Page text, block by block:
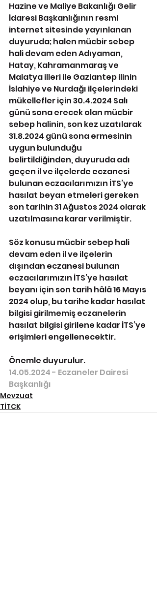
Hazine ve Maliye Bakanlığı Gelir
İdaresi Başkanlığının resmi
internet sitesinde yayınlanan
duyuruda; halen mücbir sebep
hali devam eden Adıyaman,
Hatay, Kahramanmaraş ve
Malatya illeri ile Gaziantep ilinin
İslahiye ve Nurdağı ilçelerindeki
mükellefler için 30.4.2024 Salı
günü sona erecek olan mücbir
sebep halinin, son kez uzatılarak
31.8.2024 günü sona ermesinin
uygun bulunduğu
belirtildiğinden, duyuruda adı
geçen il ve ilçelerde eczanesi
bulunan eczacılarımızın İTS’ye
hasılat beyan etmeleri gereken
son tarihin 31 Ağustos 2024 olarak
uzatılmasına karar verilmiştir.
Söz konusu mücbir sebep hali
devam eden il ve ilçelerin
dışından eczanesi bulunan
eczacılarımızın İTS’ye hasılat
beyanı için son tarih hâlâ 16 Mayıs
2024 olup, bu tarihe kadar hasılat
bilgisi girilmemiş eczanelerin
hasılat bilgisi girilene kadar İTS’ye
erişimleri engellenecektir.
Önemle duyurulur.
14.05.2024 - Eczaneler Dairesi
Başkanlığı
Mevzuat
TİTCK